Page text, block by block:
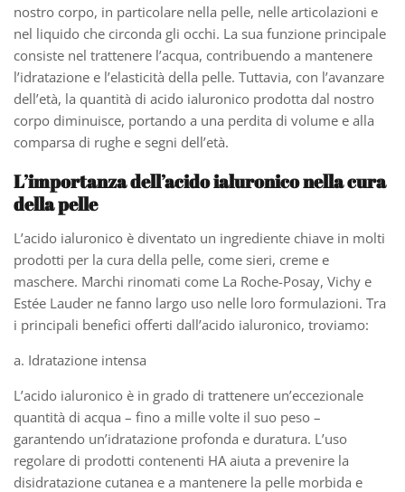
nostro corpo, in particolare nella pelle, nelle articolazioni e
nel liquido che circonda gli occhi. La sua funzione principale
consiste nel trattenere l’acqua, contribuendo a mantenere
l’idratazione e l’elasticità della pelle. Tuttavia, con l’avanzare
dell’età, la quantità di acido ialuronico prodotta dal nostro
corpo diminuisce, portando a una perdita di volume e alla
comparsa di rughe e segni dell’età.
L’importanza dell’acido ialuronico nella cura
della pelle
L’acido ialuronico è diventato un ingrediente chiave in molti
prodotti per la cura della pelle, come sieri, creme e
maschere. Marchi rinomati come La Roche-Posay, Vichy e
Estée Lauder ne fanno largo uso nelle loro formulazioni. Tra
i principali benefici offerti dall’acido ialuronico, troviamo:
a. Idratazione intensa
L’acido ialuronico è in grado di trattenere un’eccezionale
quantità di acqua – fino a mille volte il suo peso –
garantendo un’idratazione profonda e duratura. L’uso
regolare di prodotti contenenti HA aiuta a prevenire la
disidratazione cutanea e a mantenere la pelle morbida e